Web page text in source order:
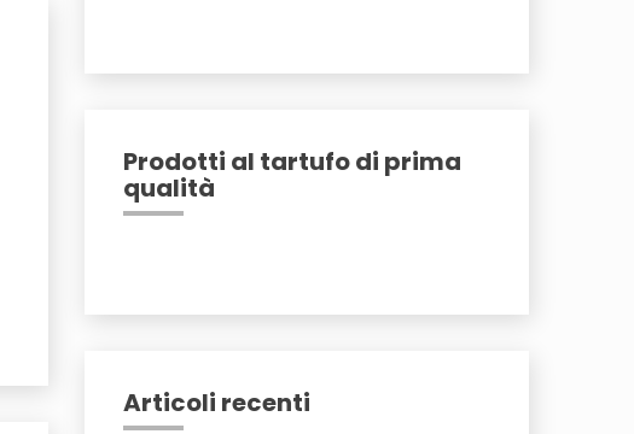
Prodotti al tartufo di prima
qualità
Articoli recenti